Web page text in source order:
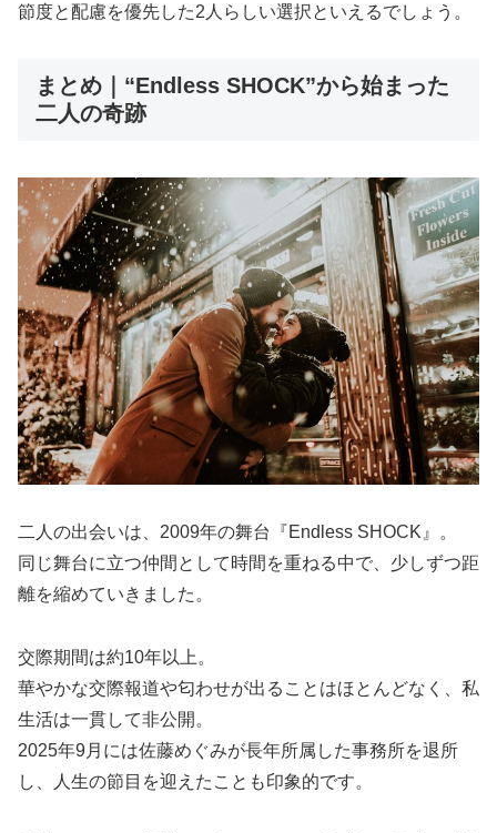
節度と配慮を優先した2人らしい選択といえるでしょう。
まとめ｜“Endless SHOCK”から始まった
二人の奇跡
二人の出会いは、2009年の舞台『Endless SHOCK』。
同じ舞台に立つ仲間として時間を重ねる中で、少しずつ距
離を縮めていきました。
交際期間は約10年以上。
華やかな交際報道や匂わせが出ることはほとんどなく、私
生活は一貫して非公開。
2025年9月には佐藤めぐみが長年所属した事務所を退所
し、人生の節目を迎えたことも印象的です。